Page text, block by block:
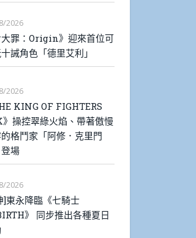
2026
大罪：Origin》迎來首位可
誡角色「德里艾利」
2026
KING OF FIGHTERS
操控翠綠火焰、帶著傲慢
格鬥家「阿修．克里門
場
2026
]東永降臨《七騎士
》 同步推出各種夏日